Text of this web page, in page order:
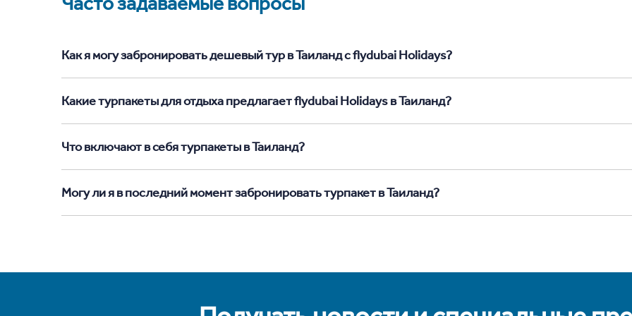
Как я могу забронировать дешевый тур в Таиланд с flydubai Holidays?
Какие турпакеты для отдыха предлагает flydubai Holidays в Таиланд?
Что включают в себя турпакеты в Таиланд?
Могу ли я в последний момент забронировать турпакет в Таиланд?